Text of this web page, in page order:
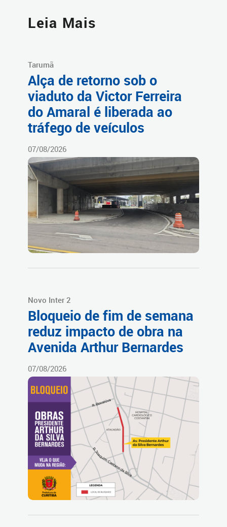
Leia Mais
Tarumã
Alça de retorno sob o
viaduto da Victor Ferreira
do Amaral é liberada ao
tráfego de veículos
07/08/2026
Novo Inter 2
Bloqueio de fim de semana
reduz impacto de obra na
Avenida Arthur Bernardes
07/08/2026